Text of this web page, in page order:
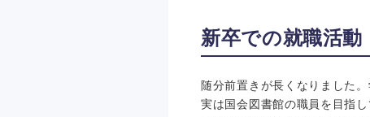
新卒での就職活動
随分前置きが長くなりました
実は国会図書館の職員を目指